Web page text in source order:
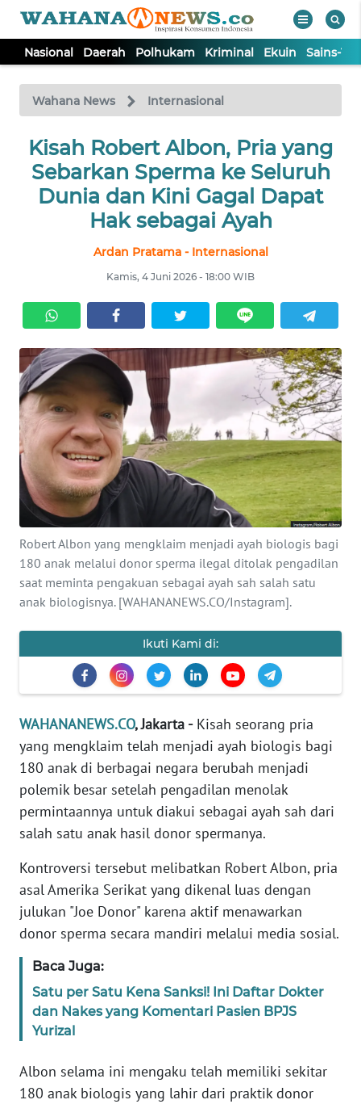
Nasional Daerah Polhukam Kriminal Ekuin Sains-
Wahana News Internasional
Kisah Robert Albon, Pria yang
Sebarkan Sperma ke Seluruh
Dunia dan Kini Gagal Dapat
Hak sebagai Ayah
Ardan Pratama - Internasional
Kamis, 4 Juni 2026 - 18:00 WIB
Robert Albon yang mengklaim menjadi ayah biologis bagi
180 anak melalui donor sperma ilegal ditolak pengadilan
saat meminta pengakuan sebagai ayah sah salah satu
anak biologisnya. [WAHANANEWS.CO/Instagram].
Ikuti Kami di:
WAHANANEWS.CO, Jakarta -Kisah seorang pria
yang mengklaim telah menjadi ayah biologis bagi
180 anak di berbagai negara berubah menjadi
polemik besar setelah pengadilan menolak
permintaannya untuk diakui sebagai ayah sah dari
salah satu anak hasil donor spermanya.
Kontroversi tersebut melibatkan Robert Albon, pria
asal Amerika Serikat yang dikenal luas dengan
julukan "Joe Donor" karena aktif menawarkan
donor sperma secara mandiri melalui media sosial.
Baca Juga:
Satu per Satu Kena Sanksi! Ini Daftar Dokter
dan Nakes yang Komentari Pasien BPJS
Yurizal
Albon selama ini mengaku telah memiliki sekitar
180 anak biologis yang lahir dari praktik donor
TV
Tutup
NASIONAL
DAERAH
EKUIN
SAINS-TEKNO
KESEHATAN
INTERNASIONAL
SERBA-SERBI
PENDIDIKAN
OLAHRAGA
EDITORIAL
Informasi
INDEKS
BERITA
KONTAK
KAMI
INFO
TENTANG
KAMI
PEDOMAN
MEDIA
SIBER
REDAKSI